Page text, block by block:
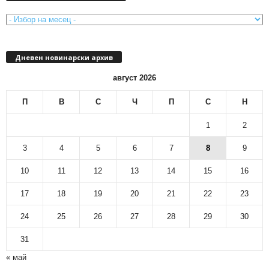
р
с
к
и
а
Дневен новинарски архив
август 2026
П В С Ч П С Н
1 2
3 4 5 6 7 8 9
10 11 12 13 14 15 16
17 18 19 20 21 22 23
24 25 26 27 28 29 30
31
« май